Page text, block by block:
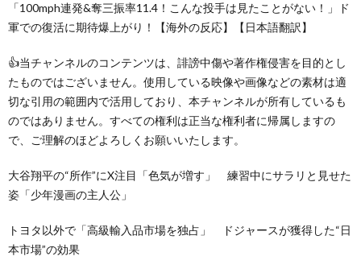
「100mph連発&奪三振率11.4！こんな投手は見たことがない！」ド
軍での復活に期待爆上がり！【海外の反応】【日本語翻訳】
👍当チャンネルのコンテンツは、誹謗中傷や著作権侵害を目的とし
たものではございません。使用している映像や画像などの素材は適
切な引用の範囲内で活用しており、本チャンネルが所有しているも
のではありません。すべての権利は正当な権利者に帰属しますの
で、ご理解のほどよろしくお願いいたします。
大谷翔平の“所作”にX注目「色気が増す」 練習中にサラリと見せた
姿「少年漫画の主人公」
トヨタ以外で「高級輸入品市場を独占」 ドジャースが獲得した“日
本市場”の効果